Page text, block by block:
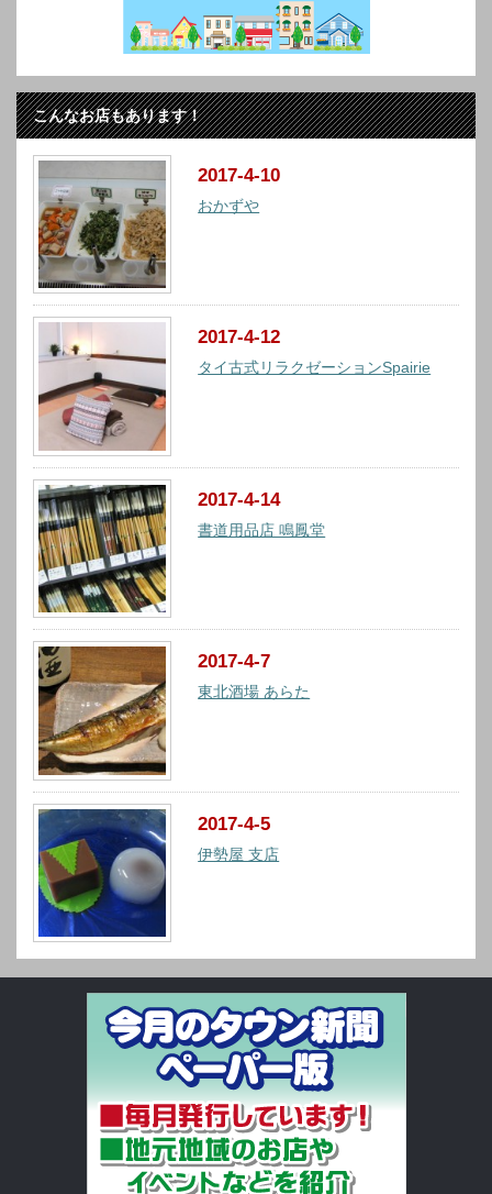
こんなお店もあります！
2017-4-10
おかずや
2017-4-12
タイ古式リラクゼーションSpairie
2017-4-14
書道用品店 鳴鳳堂
2017-4-7
東北酒場 あらた
2017-4-5
伊勢屋 支店